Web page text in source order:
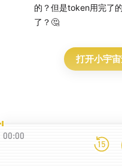
1:06:24 思维转变：从节
AIBP 的机会：批
授权
Vision：帮企业
的？但是token用完了
了？🤔
打开小宇
00:00